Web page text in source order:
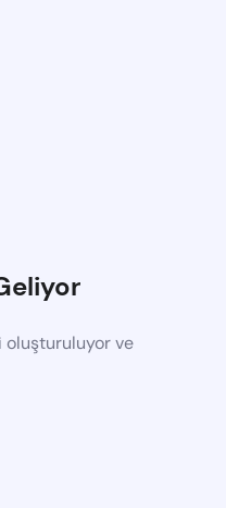
oluşturuluyor ve